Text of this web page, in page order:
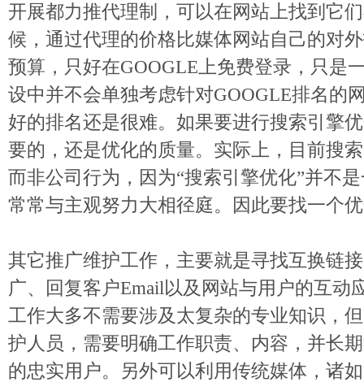
开展都力推代理制，可以在网站上找到它
候，通过代理的价格比媒体网站自己的对
预算，只好在GOOGLE上免费登录，只是
设中并不会单独考虑针对GOOGLE排名的
好的排名还是很难。如果要进行搜索引擎
要的，还是优化的质量。实际上，目前搜
而非公司行为，因为“搜索引擎优化”并不
常常与主观努力大相径庭。因此要找一个
其它推广维护工作，主要就是寻找互换链
广、回复客户Email以及网站与用户的互动
工作大多不需要涉及太复杂的专业知识，
护人员，需要明确工作职责、内容，并长
的忠实用户。另外可以利用传统媒体，诸